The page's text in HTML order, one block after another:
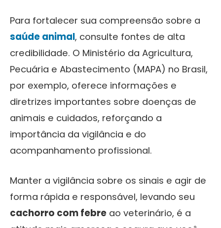
Para fortalecer sua compreensão sobre a
saúde animal, consulte fontes de alta
credibilidade. O Ministério da Agricultura,
Pecuária e Abastecimento (MAPA) no Brasil,
por exemplo, oferece informações e
diretrizes importantes sobre doenças de
animais e cuidados, reforçando a
importância da vigilância e do
acompanhamento profissional.
Manter a vigilância sobre os sinais e agir de
forma rápida e responsável, levando seu
cachorro com febre ao veterinário, é a